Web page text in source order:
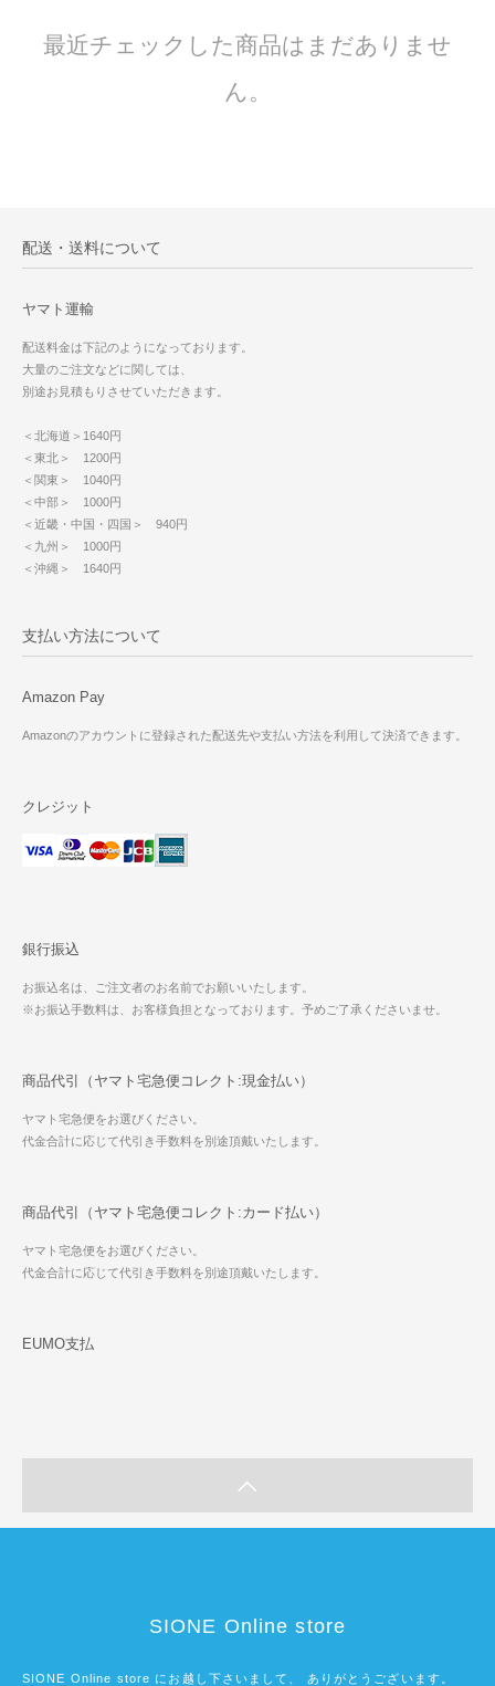
最近チェックした商品はまだありませ
ん。
配送・送料について
ヤマト運輸
配送料金は下記のようになっております。
大量のご注文などに関しては、
別途お見積もりさせていただきます。
＜北海道＞1640円
＜東北＞ 1200円
＜関東＞ 1040円
＜中部＞ 1000円
＜近畿・中国・四国＞ 940円
＜九州＞ 1000円
＜沖縄＞ 1640円
支払い方法について
Amazon Pay
Amazonのアカウントに登録された配送先や支払い方法を利用して決済できます。
クレジット
銀行振込
お振込名は、ご注文者のお名前でお願いいたします。
※お振込手数料は、お客様負担となっております。予めご了承くださいませ。
商品代引（ヤマト宅急便コレクト:現金払い）
ヤマト宅急便をお選びください。
代金合計に応じて代引き手数料を別途頂戴いたします。
商品代引（ヤマト宅急便コレクト:カード払い）
ヤマト宅急便をお選びください。
代金合計に応じて代引き手数料を別途頂戴いたします。
EUMO支払
SIONE Online store
SIONE Online store にお越し下さいまして、 ありがとうございます。